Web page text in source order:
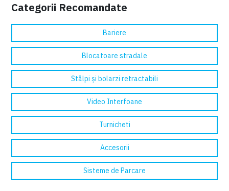
Categorii Recomandate
Bariere
Blocatoare stradale
Stâlpi și bolarzi retractabili
Video Interfoane
Turnicheti
Accesorii
Sisteme de Parcare